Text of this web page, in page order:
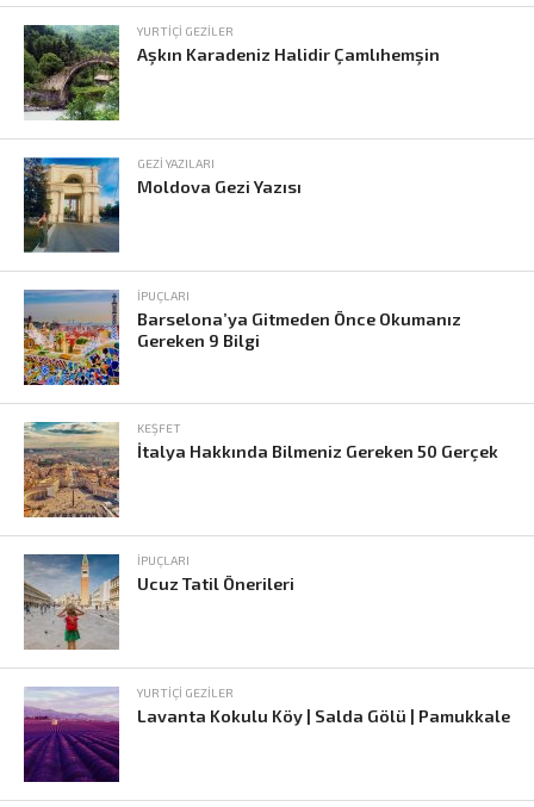
YURTIÇI GEZILER
Aşkın Karadeniz Halidir Çamlıhemşin
GEZI YAZILARI
Moldova Gezi Yazısı
İPUÇLARI
Barselona’ya Gitmeden Önce Okumanız
Gereken 9 Bilgi
KEŞFET
İtalya Hakkında Bilmeniz Gereken 50 Gerçek
İPUÇLARI
Ucuz Tatil Önerileri
YURTIÇI GEZILER
Lavanta Kokulu Köy | Salda Gölü | Pamukkale